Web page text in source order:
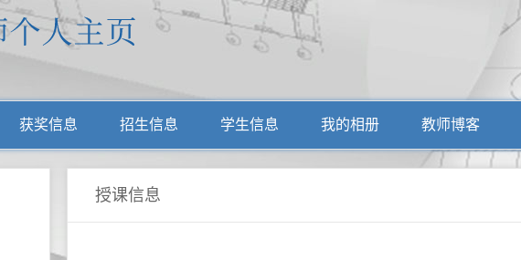
获奖信息 招生信息 学生信息 我的相册 教师博客
授课信息